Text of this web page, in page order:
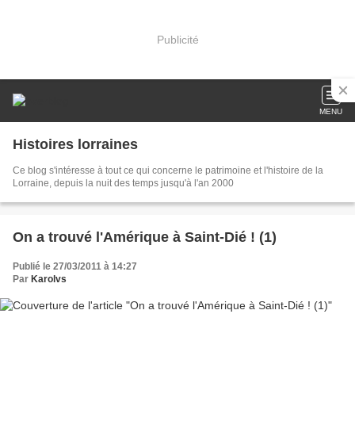
Publicité
MENU
Histoires lorraines
Ce blog s'intéresse à tout ce qui concerne le patrimoine et l'histoire de la
Lorraine, depuis la nuit des temps jusqu'à l'an 2000
On a trouvé l'Amérique à Saint-Dié ! (1)
Publié le 27/03/2011 à 14:27
Par Karolvs